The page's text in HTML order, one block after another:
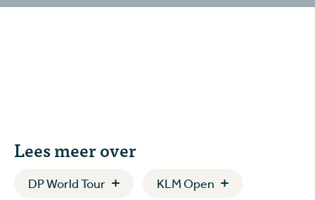
Lees meer over
DP World Tour KLM Open